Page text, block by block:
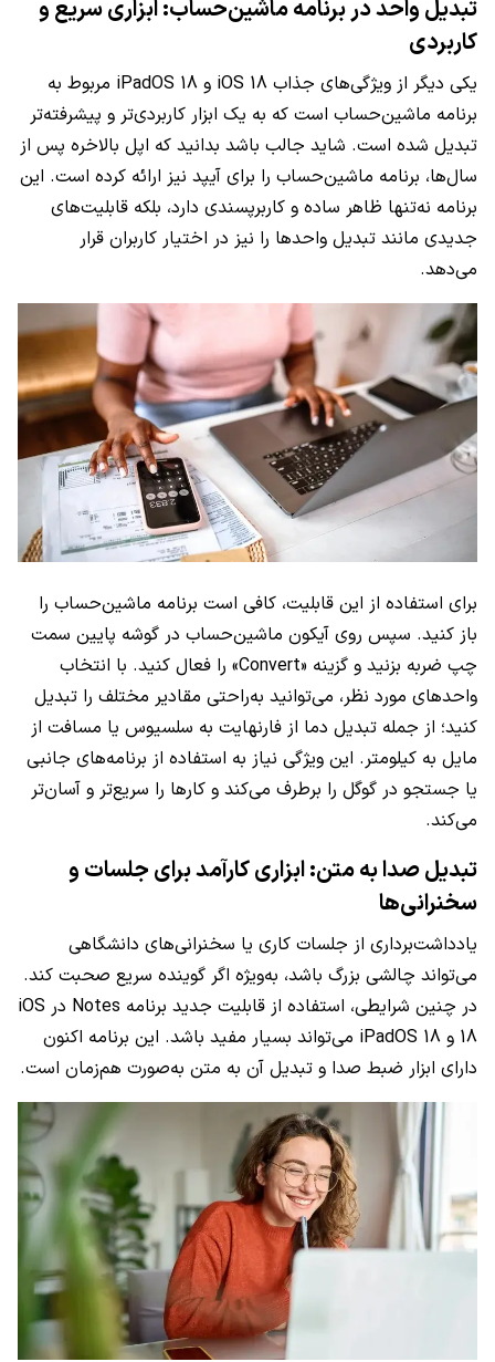
تبدیل واحد در برنامه ماشین‌حساب: ابزاری سریع و
کاربردی
یکی دیگر از ویژگی‌های جذاب iOS 18 و iPadOS 18 مربوط به
برنامه ماشین‌حساب است که به یک ابزار کاربردی‌تر و پیشرفته‌تر
تبدیل شده است. شاید جالب باشد بدانید که اپل بالاخره پس از
سال‌ها، برنامه ماشین‌حساب را برای آیپد نیز ارائه کرده است. این
برنامه نه‌تنها ظاهر ساده و کاربرپسندی دارد، بلکه قابلیت‌های
جدیدی مانند تبدیل واحدها را نیز در اختیار کاربران قرار
می‌دهد.
برای استفاده از این قابلیت، کافی است برنامه ماشین‌حساب را
باز کنید. سپس روی آیکون ماشین‌حساب در گوشه پایین سمت
چپ ضربه بزنید و گزینه «Convert» را فعال کنید. با انتخاب
واحدهای مورد نظر، می‌توانید به‌راحتی مقادیر مختلف را تبدیل
کنید؛ از جمله تبدیل دما از فارنهایت به سلسیوس یا مسافت از
مایل به کیلومتر. این ویژگی نیاز به استفاده از برنامه‌های جانبی
یا جستجو در گوگل را برطرف می‌کند و کارها را سریع‌تر و آسان‌تر
می‌کند.
تبدیل صدا به متن: ابزاری کارآمد برای جلسات و
سخنرانی‌ها
یادداشت‌برداری از جلسات کاری یا سخنرانی‌های دانشگاهی
می‌تواند چالشی بزرگ باشد، به‌ویژه اگر گوینده سریع صحبت کند.
در چنین شرایطی، استفاده از قابلیت جدید برنامه Notes در iOS
18 و iPadOS 18 می‌تواند بسیار مفید باشد. این برنامه اکنون
دارای ابزار ضبط صدا و تبدیل آن به متن به‌صورت هم‌زمان است.